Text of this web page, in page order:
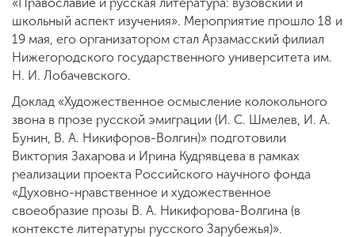
школьный аспект изучения». Мероприятие прошло 18 и
19 мая, его организатором стал Арзамасский филиал
Нижегородского государственного университета им.
Н. И. Лобачевского.
Доклад «Художественное осмысление колокольного
звона в прозе русской эмиграции (И. С. Шмелев, И. А.
Бунин, В. А. Никифоров-Волгин)» подготовили
Виктория Захарова и Ирина Кудрявцева в рамках
реализации проекта Российского научного фонда
«Духовно-нравственное и художественное
своеобразие прозы В. А. Никифорова-Волгина (в
контексте литературы русского Зарубежья)».